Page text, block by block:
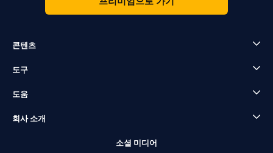
콘텐츠
도구
도움
회사 소개
소셜 미디어